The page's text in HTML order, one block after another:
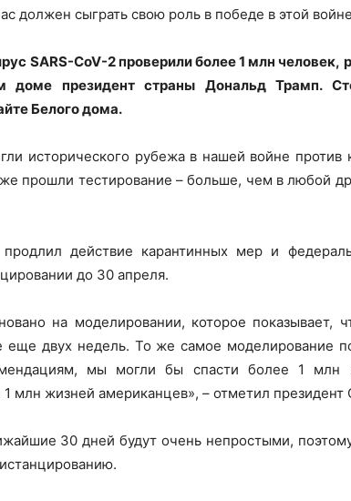
должен сыграть свою роль в победе в этой войне
SARS-CoV-2 проверили более 1 млн человек,
доме президент страны Дональд Трамп.
Белого дома.
исторического рубежа в нашей войне против
прошли тестирование – больше, чем в любой
действие карантинных мер и
до 30 апреля.
на моделировании, которое показывает,
еще двух недель. То же самое моделирование
мы могли бы спасти более 1 млн
1 млн жизней американцев», – отметил
30 дней будут очень непростыми,